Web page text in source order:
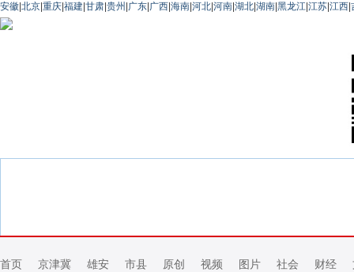
安徽 北京 重庆 福建 甘肃 贵州 广东 广西 海南 河北 河南 湖北 湖南 黑龙江 江苏 江西
首页 京津冀 雄安 市县 原创 视频 图片 社会 财经